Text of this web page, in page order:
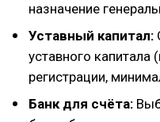
назначение
Уставный капитал:
уставного капитала
регистрации,
Банк для счёта: